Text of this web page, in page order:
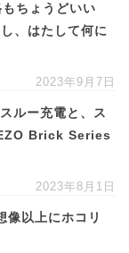
ちょうどいい
、はたして何に
2023年9月7日
ルー充電と、ス
Brick Series
2023年8月1日
像以上にホコリ